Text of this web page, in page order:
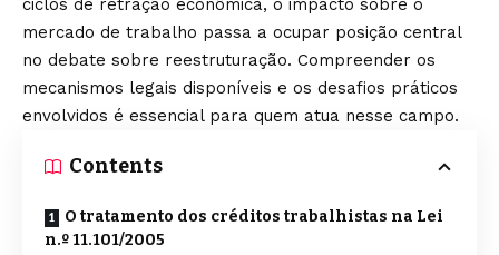
ciclos de retração econômica, o impacto sobre o
mercado de trabalho passa a ocupar posição central
no debate sobre reestruturação. Compreender os
mecanismos legais disponíveis e os desafios práticos
envolvidos é essencial para quem atua nesse campo.
Contents
O tratamento dos créditos trabalhistas na Lei
n.º 11.101/2005